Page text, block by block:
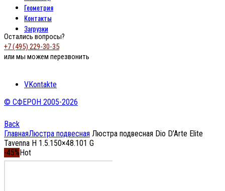
Геометрия
Контакты
Загрузки
Остались вопросы?
+7 (495) 229-30-35
или мы можем перезвонить
VKontakte
© СФЕРОН 2005-2026
Back
ГлавнаяЛюстра подвесная Люстра подвесная Dio D’Arte Elite
Tavenna H 1.5.150×48.101 G
-45% Hot